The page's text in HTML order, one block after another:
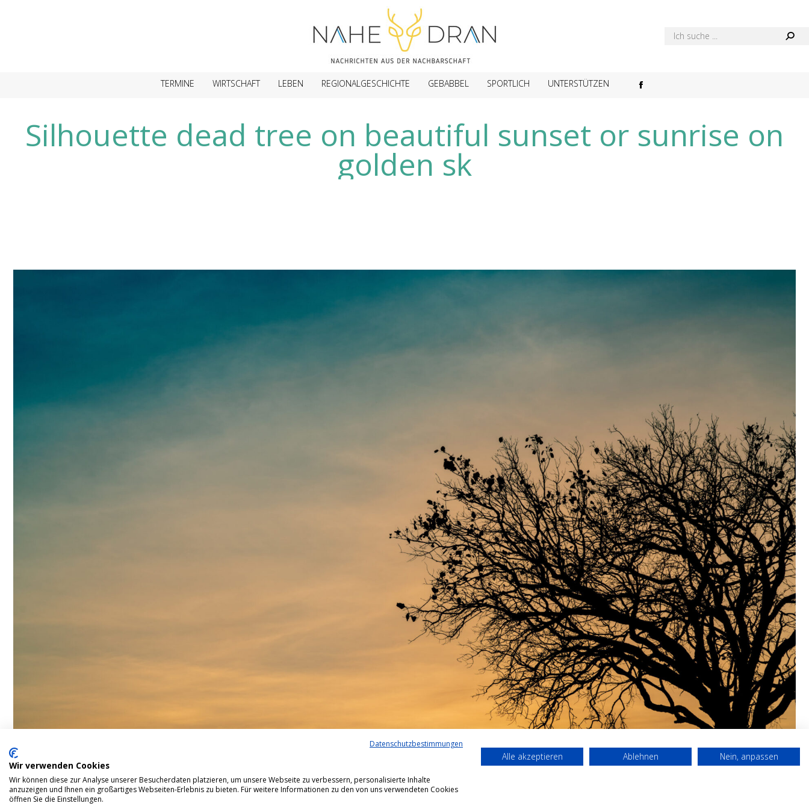
TERMINE WIRTSCHAFT LEBEN REGIONALGESCHICHTE GEBABBEL SPORTLICH UNTERSTÜTZEN
Facebook
in
Silhouette dead tree on beautiful sunset or sunrise on
golden sk
Datenschutzbestimmungen
Wir verwenden Cookies
Wir können diese zur Analyse unserer Besucherdaten platzieren, um unsere Webseite zu verbessern, personalisierte Inhalte
anzuzeigen und Ihnen ein großartiges Webseiten-Erlebnis zu bieten. Für weitere Informationen zu den von uns verwendeten Cookies
öffnen Sie die Einstellungen.
Alle akzeptieren Ablehnen Nein, anpassen